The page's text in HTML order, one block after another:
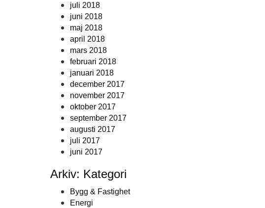
juli 2018
juni 2018
maj 2018
april 2018
mars 2018
februari 2018
januari 2018
december 2017
november 2017
oktober 2017
september 2017
augusti 2017
juli 2017
juni 2017
Arkiv: Kategori
Bygg & Fastighet
Energi